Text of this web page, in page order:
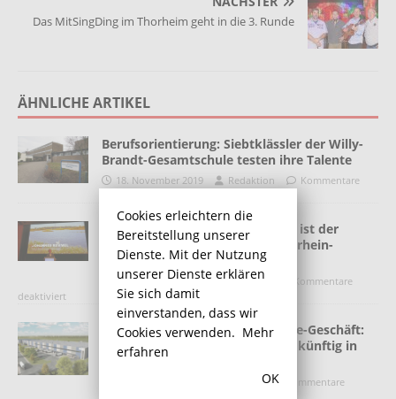
Das MitSingDing im Thorheim geht in die 3. Runde
ÄHNLICHE ARTIKEL
Berufsorientierung: Siebtklässler der Willy-
Brandt-Gesamtschule testen ihre Talente
18. November 2019 Redaktion
Kommentare
Umweltminister Remmel: Lippe ist der
Vorzeigefluss für das Land Nordrhein-
Westfalen
7. Dezember 2016 Redaktion
Kommentare
deaktiviert
POCO erweitert das E-Commerce-Geschäft:
Zusätzliche Lagermöglichkeiten künftig in
Bönen
Kommentare
Cookies erleichtern die
Bereitstellung unserer
Dienste. Mit der Nutzung
unserer Dienste erklären
Sie sich damit
einverstanden, dass wir
Cookies verwenden. Mehr
erfahren
OK